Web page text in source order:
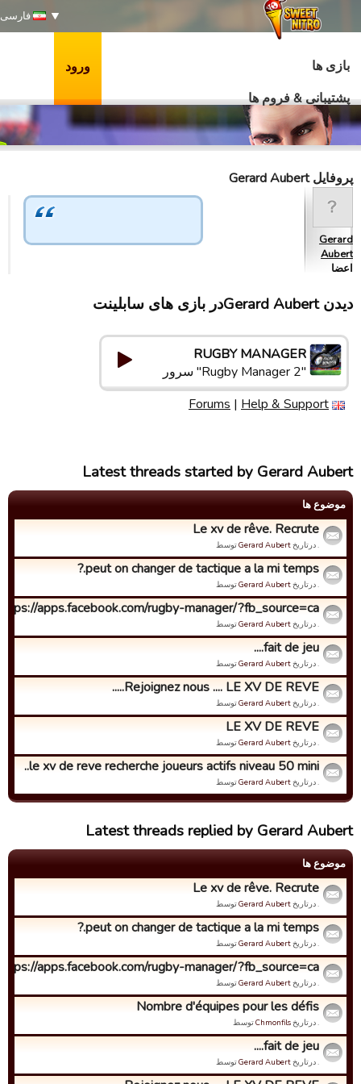
فارسی
بازی ها
پشتیبانی & فروم ها
ورود
پروفایل Gerard Aubert
Gerard
Aubert
اعضا
دیدن Gerard Aubertدر بازی های سابلینت
RUGBY MANAGER
"Rugby Manager 2" سرور
Forums | Help & Support
Latest threads started by Gerard Aubert
موضوع ها
Le xv de rêve. Recrute
. درتاریخGerard Aubertتوسط
peut on changer de tactique a la mi temps.?
. درتاریخGerard Aubertتوسط
apps.facebook.com/rugby-manager/?fb_source=ca...
. درتاریخGerard Aubertتوسط
fait de jeu....
. درتاریخGerard Aubertتوسط
Rejoignez nous .... LE XV DE REVE.....
. درتاریخGerard Aubertتوسط
LE XV DE REVE
. درتاریخGerard Aubertتوسط
le xv de reve recherche joueurs actifs niveau 50 mini..
. درتاریخGerard Aubertتوسط
Latest threads replied by Gerard Aubert
موضوع ها
Le xv de rêve. Recrute
. درتاریخGerard Aubertتوسط
peut on changer de tactique a la mi temps.?
. درتاریخGerard Aubertتوسط
apps.facebook.com/rugby-manager/?fb_source=ca...
. درتاریخGerard Aubertتوسط
Nombre d'équipes pour les défis
. درتاریخChmonfilsتوسط
fait de jeu....
. درتاریخGerard Aubertتوسط